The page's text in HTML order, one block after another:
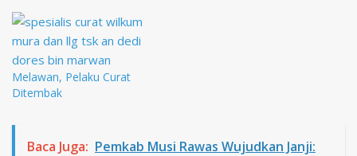
Melawan, Pelaku Curat
Ditembak
Baca Juga: Pemkab Musi Rawas Wujudkan Janji: